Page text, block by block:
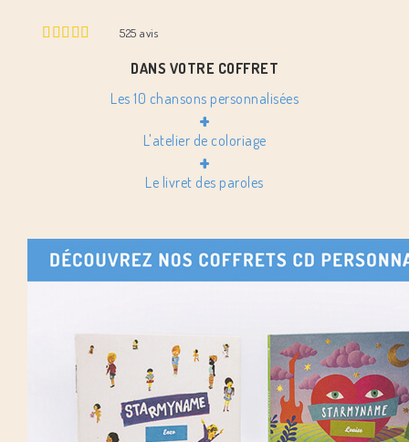
525avis
DANS VOTRE COFFRET
Les 10 chansons personnalisées
+
L'atelier de coloriage
+
Le livret des paroles